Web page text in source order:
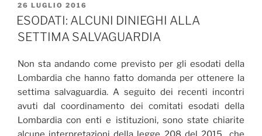
PUBBLICATO
IL
26 LUGLIO 2016
ESODATI: ALCUNI DINIEGHI ALLA
SETTIMA SALVAGUARDIA
Non sta andando come previsto per gli esodati della
Lombardia che hanno fatto domanda per ottenere la
settima salvaguardia. A seguito dei recenti incontri
avuti dal coordinamento dei comitati esodati della
Lombardia con enti e istituzioni, sono state chiarite